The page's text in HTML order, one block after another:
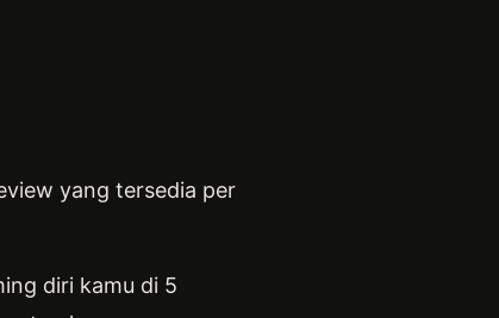
yang tersedia per
diri kamu di 5